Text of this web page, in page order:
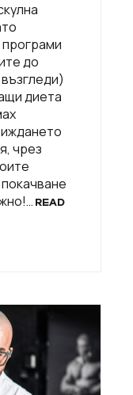
до
диета
чрез
READ